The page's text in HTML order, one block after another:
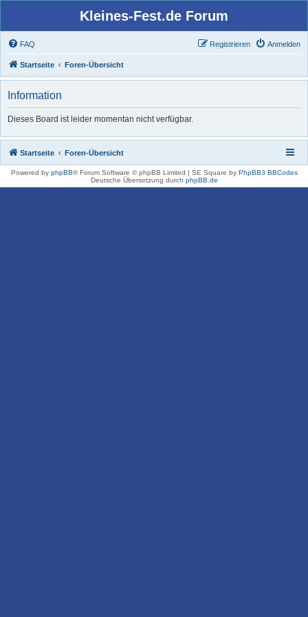
Kleines-Fest.de Forum
FAQ Anmelden
Registrieren
Startseite Foren-Übersicht
Information
Dieses Board ist leider momentan nicht verfügbar.
Startseite Foren-Übersicht
Powered by phpBB® Forum Software © phpBB Limited | SE Square by PhpBB3 BBCodes
Deutsche Übersetzung durch phpBB.de